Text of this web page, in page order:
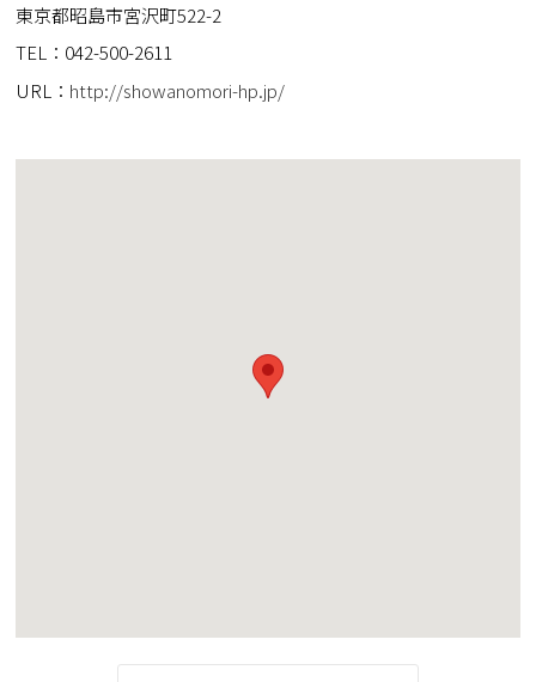
東京都昭島市宮沢町522-2
TEL：042-500-2611
URL： http://showanomori-hp.jp/